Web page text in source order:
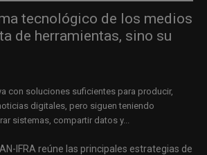
tecnológico de los medios
de herramientas, sino su
con soluciones suficientes para producir,
digitales, pero siguen teniendo
sistemas, compartir datos y...
IFRA reúne las principales estrategias de